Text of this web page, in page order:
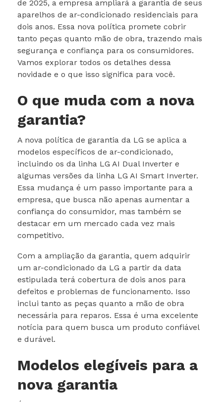
de 2025, a empresa ampliará a garantia de seus
aparelhos de ar-condicionado residenciais para
dois anos. Essa nova política promete cobrir
tanto peças quanto mão de obra, trazendo mais
segurança e confiança para os consumidores.
Vamos explorar todos os detalhes dessa
novidade e o que isso significa para você.
O que muda com a nova
garantia?
A nova política de garantia da LG se aplica a
modelos específicos de ar-condicionado,
incluindo os da linha LG AI Dual Inverter e
algumas versões da linha LG AI Smart Inverter.
Essa mudança é um passo importante para a
empresa, que busca não apenas aumentar a
confiança do consumidor, mas também se
destacar em um mercado cada vez mais
competitivo.
Com a ampliação da garantia, quem adquirir
um ar-condicionado da LG a partir da data
estipulada terá cobertura de dois anos para
defeitos e problemas de funcionamento. Isso
inclui tanto as peças quanto a mão de obra
necessária para reparos. Essa é uma excelente
notícia para quem busca um produto confiável
e durável.
Modelos elegíveis para a
nova garantia